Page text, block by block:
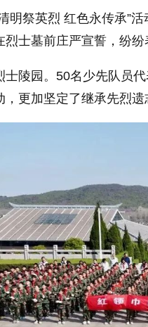
明祭英烈 红色永传承”
士墓前庄严宣誓，纷
陵园。50名少先队员
更加坚定了继承先烈遗